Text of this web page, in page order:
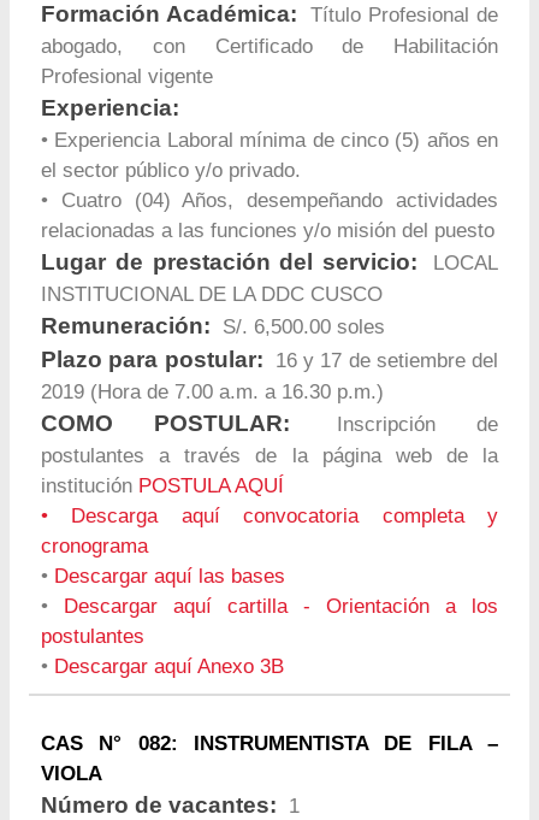
Formación Académica:
Título Profesional de
abogado, con Certificado de Habilitación
Profesional vigente
Experiencia:
• Experiencia Laboral mínima de cinco (5) años en
el sector público y/o privado.
• Cuatro (04) Años, desempeñando actividades
relacionadas a las funciones y/o misión del puesto
Lugar de prestación del servicio:
LOCAL
INSTITUCIONAL DE LA DDC CUSCO
Remuneración: S/. 6,500.00 soles
Plazo para postular:
16 y 17 de setiembre del
2019 (Hora de 7.00 a.m. a 16.30 p.m.)
COMO POSTULAR:
Inscripción de
postulantes a través de la página web de la
institución POSTULA AQUÍ
•
Descarga aquí convocatoria completa y
cronograma
• Descargar aquí las bases
•
Descargar aquí cartilla - Orientación a los
postulantes
• Descargar aquí Anexo 3B
CAS N° 082: INSTRUMENTISTA DE FILA –
VIOLA
Número de vacantes: 1